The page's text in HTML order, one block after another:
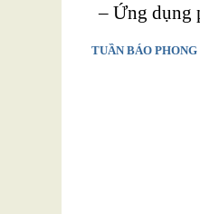
– Ứng dụng
TUẦN BÁO PHONG